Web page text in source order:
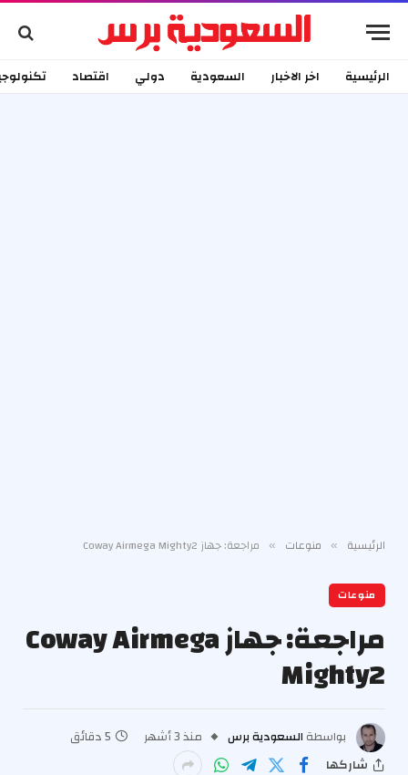
الرئيسية اخر الاخبار السعودية دولي اقتصاد
الرئيسية » منوعات » مراجعة: جهاز Coway Airmega Mighty2
منوعات
مراجعة: جهاز Coway Airmega
Mighty2
بواسطة السعودية برس منذ 3 أشهر
5 دقائق
شاركها